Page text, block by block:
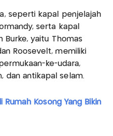
seperti kapal penjelajah
serta kapal
Burke, yaitu Thomas
Roosevelt, memiliki
ke-udara,
dan antikapal selam.
Rumah Kosong Yang Bikin